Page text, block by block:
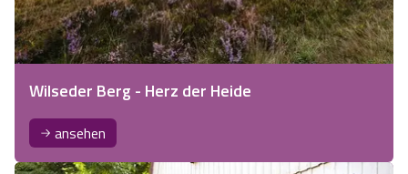
Wilseder Berg - Herz der Heide
ansehen